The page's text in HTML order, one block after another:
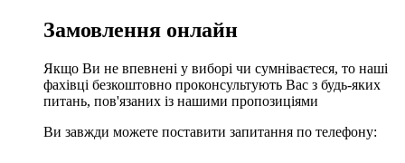
Замовлення онлайн
Якщо Ви не впевнені у виборі чи сумніваєтеся, то наші
фахівці безкоштовно проконсультують Вас з будь-яких
питань, пов'язаних із нашими пропозиціями
Ви завжди можете поставити запитання по телефону: